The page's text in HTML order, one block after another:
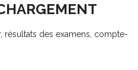
résultats des examens, compte-